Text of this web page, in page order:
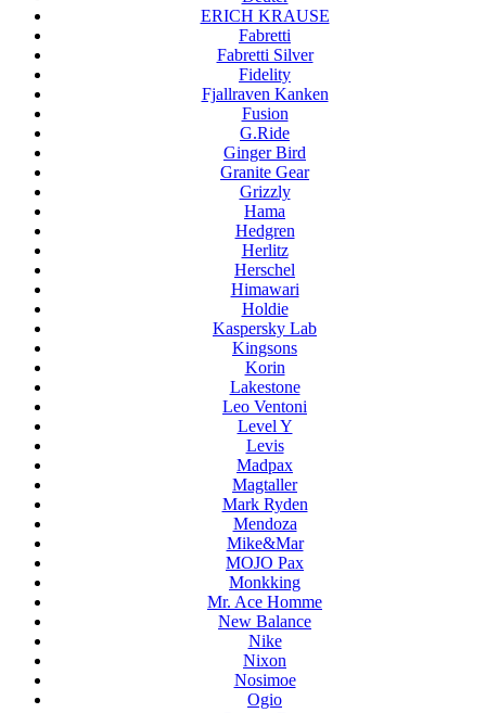
ERICH KRAUSE
Fabretti
Fabretti Silver
Fidelity
Fjallraven Kanken
Fusion
G.Ride
Ginger Bird
Granite Gear
Grizzly
Hama
Hedgren
Herlitz
Herschel
Himawari
Holdie
Kaspersky Lab
Kingsons
Korin
Lakestone
Leo Ventoni
Level Y
Levis
Madpax
Magtaller
Mark Ryden
Mendoza
Mike&Mar
MOJO Pax
Monkking
Mr. Ace Homme
New Balance
Nike
Nixon
Nosimoe
Ogio